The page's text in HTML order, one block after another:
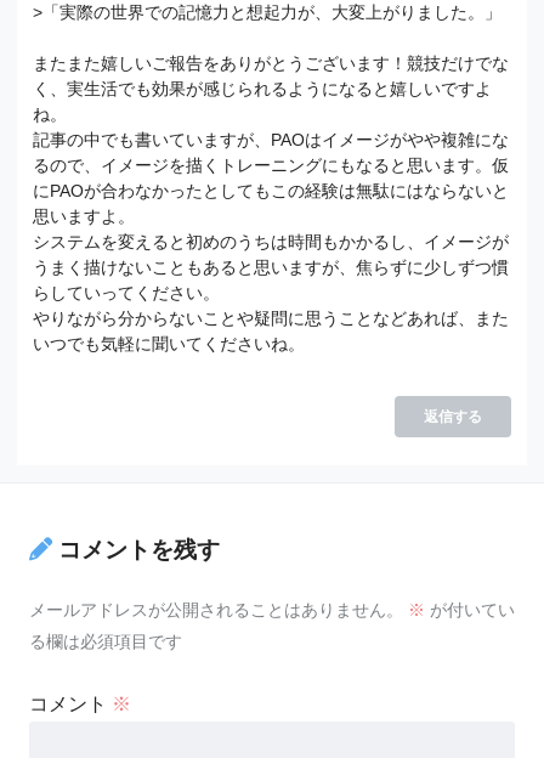
>「実際の世界での記憶力と想起力が、大変上がりました。」
またまた嬉しいご報告をありがとうございます！競技だけでな
く、実生活でも効果が感じられるようになると嬉しいですよ
ね。
記事の中でも書いていますが、PAOはイメージがやや複雑にな
るので、イメージを描くトレーニングにもなると思います。仮
にPAOが合わなかったとしてもこの経験は無駄にはならないと
思いますよ。
システムを変えると初めのうちは時間もかかるし、イメージが
うまく描けないこともあると思いますが、焦らずに少しずつ慣
らしていってください。
やりながら分からないことや疑問に思うことなどあれば、また
いつでも気軽に聞いてくださいね。
返信する
コメントを残す
メールアドレスが公開されることはありません。 ※ が付いてい
る欄は必須項目です
コメント ※